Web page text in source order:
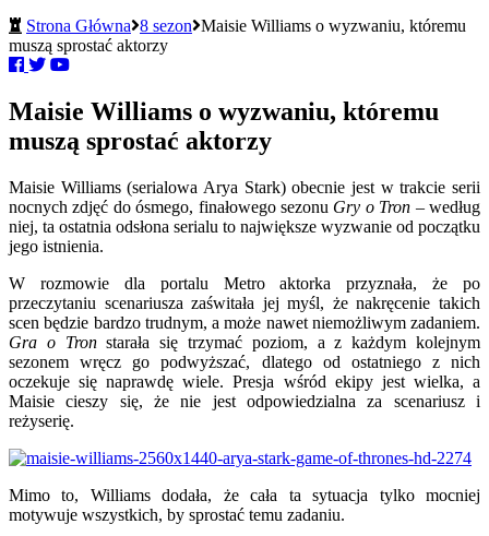
Strona Główna 8 sezon Maisie Williams o wyzwaniu, któremu
muszą sprostać aktorzy
Maisie Williams o wyzwaniu, któremu
muszą sprostać aktorzy
Maisie Williams (serialowa Arya Stark) obecnie jest w trakcie serii
nocnych zdjęć do ósmego, finałowego sezonu Gry o Tron – według
niej, ta ostatnia odsłona serialu to największe wyzwanie od początku
jego istnienia.
W rozmowie dla portalu Metro aktorka przyznała, że po
przeczytaniu scenariusza zaświtała jej myśl, że nakręcenie takich
scen będzie bardzo trudnym, a może nawet niemożliwym zadaniem.
Gra o Tronstarała się trzymać poziom, a z każdym kolejnym
sezonem wręcz go podwyższać, dlatego od ostatniego z nich
oczekuje się naprawdę wiele. Presja wśród ekipy jest wielka, a
Maisie cieszy się, że nie jest odpowiedzialna za scenariusz i
reżyserię.
Mimo to, Williams dodała, że cała ta sytuacja tylko mocniej
motywuje wszystkich, by sprostać temu zadaniu.